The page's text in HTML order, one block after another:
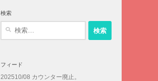
検索
フィード
202510/08 カウンター廃止。